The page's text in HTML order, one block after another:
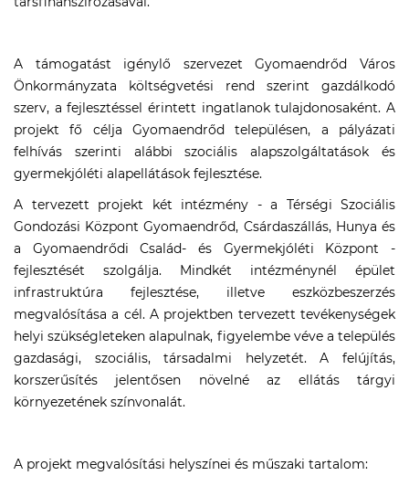
A támogatást igénylő szervezet Gyomaendrőd Város
Önkormányzata költségvetési rend szerint gazdálkodó
szerv, a fejlesztéssel érintett ingatlanok tulajdonosaként. A
projekt fő célja Gyomaendrőd településen, a pályázati
felhívás szerinti alábbi szociális alapszolgáltatások és
gyermekjóléti alapellátások fejlesztése.
A tervezett projekt két intézmény - a Térségi Szociális
Gondozási Központ Gyomaendrőd, Csárdaszállás, Hunya és
a Gyomaendrődi Család- és Gyermekjóléti Központ -
fejlesztését szolgálja. Mindkét intézménynél épület
infrastruktúra fejlesztése, illetve eszközbeszerzés
megvalósítása a cél. A projektben tervezett tevékenységek
helyi szükségleteken alapulnak, figyelembe véve a település
gazdasági, szociális, társadalmi helyzetét. A felújítás,
korszerűsítés jelentősen növelné az ellátás tárgyi
környezetének színvonalát.
A projekt megvalósítási helyszínei és műszaki tartalom: